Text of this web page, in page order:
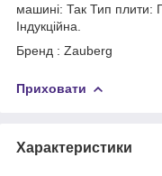
машині: Так Тип плити:
Індукційна.
Бренд : Zauberg
Приховати
Характеристики